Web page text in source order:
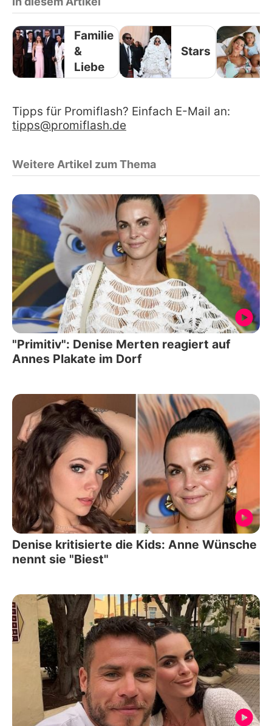
Familie
&
Liebe
Stars
Tipps für Promiflash? Einfach E-Mail an:
tipps@promiflash.de
Weitere Artikel zum Thema
"Primitiv": Denise Merten reagiert auf
Annes Plakate im Dorf
Denise kritisierte die Kids: Anne Wünsche
nennt sie "Biest"